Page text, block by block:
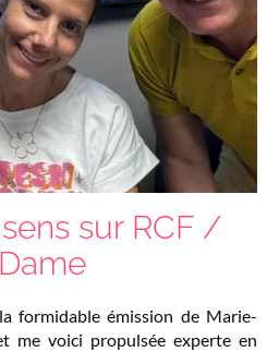
sur RCF /
formidable émission de Marie-
me voici propulsée experte en